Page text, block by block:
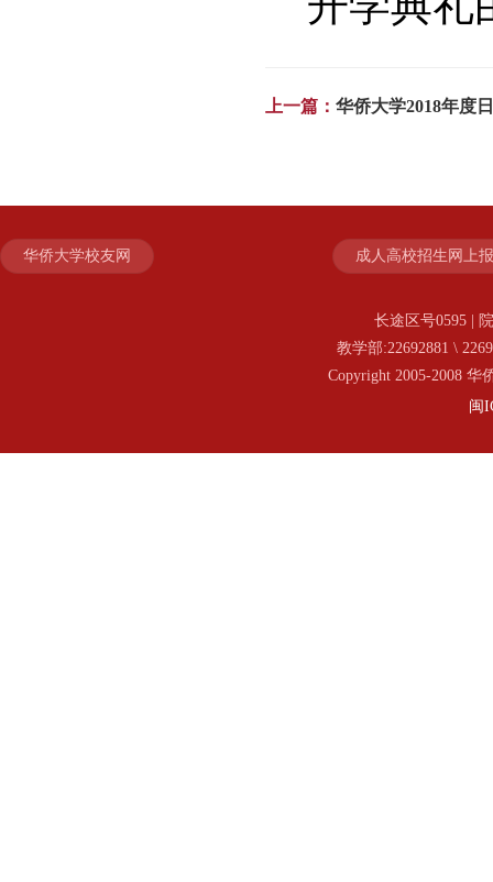
上一篇：华侨大学2018年度
华侨大学校友网 成人高校招生网上
长途区号0595 |
教学部:22692881 \
Copyright 2005-2008 华
闽